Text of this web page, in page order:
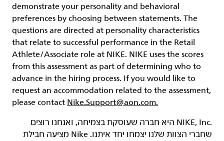
demonstrate your personality and behavioral
preferences by choosing between statements. The
questions are directed at personality characteristics
that relate to successful performance in the Retail
Athlete/Associate role at NIKE. NIKE uses the scores
from this assessment as part of determining who to
advance in the hiring process. If you would like to
request an accommodation related to the assessment,
please contact Nike.Support@aon.com.
‏NIKE, Inc.‎ היא חברה שעוסקת בצמיחה, ואנחנו רוצים
שחברי הצוות שלנו יצמחו יחד איתנו. Nike מציעה חבילת